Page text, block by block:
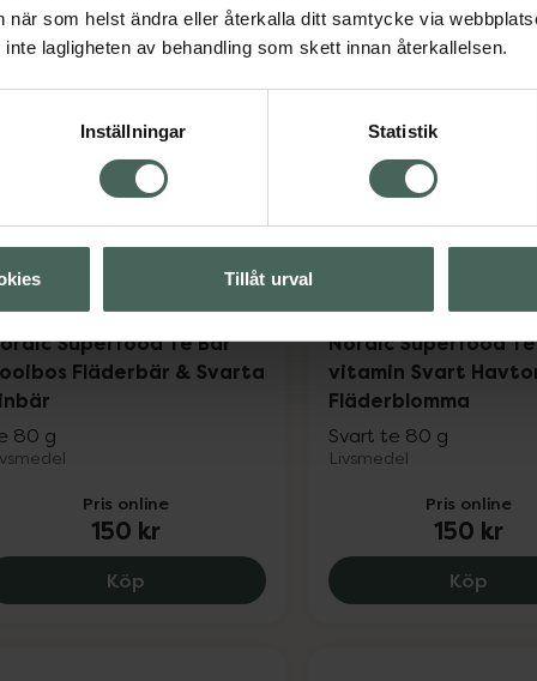
när som helst ändra eller återkalla ditt samtycke via
lagligheten av behandling som skett innan återkallelsen.
Inställningar Statistik
Tillåt urval
42 kr
Pukka Morning Berry EKO, 42 kr.
42 kr
Superfood Te Bär
Fläderbär & Svarta
80 g
Pris online
150 kr
Köp Nordic Superfood Te Bär Rooibos
Nordic Superfood
vitamin Svart
Fläderblomma
Svart te 80 g
Livsmedel
Pris online
150 kr
Köp